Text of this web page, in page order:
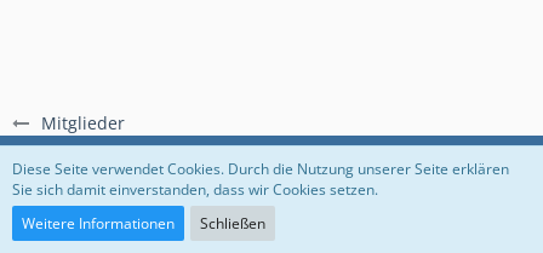
Mitglieder
Regeln Datenschutzerklärung Impressum
Community-Software:
Diese Seite verwendet Cookies. Durch die Nutzung unserer Seite erklären
Sie sich damit einverstanden, dass wir Cookies setzen.
Weitere Informationen
Schließen